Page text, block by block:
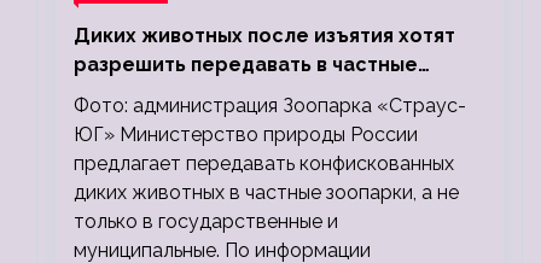
Диких животных после изъятия хотят
разрешить передавать в частные
зоопарки
Фото: администрация Зоопарка «Страус-
ЮГ» Министерство природы России
предлагает передавать конфискованных
диких животных в частные зоопарки, а не
только в государственные и
муниципальные. По информации